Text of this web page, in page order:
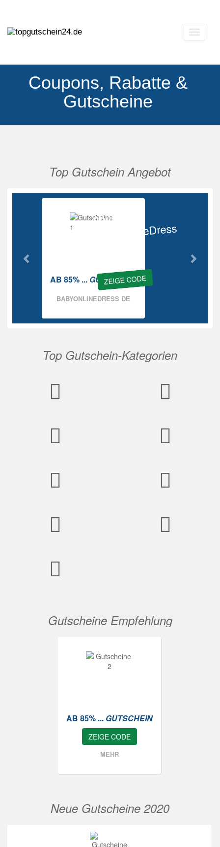
Coupons, Rabatte &
Gutscheine
Top Gutschein Angebot
Ab 85%
BabyOnlineDress
ZEIGE CODE
AB 85% ... GUTSCHEIN
BABYONLINEDRESS DE
Vorherige
Top Gutschein-Kategorien
Gutscheine Empfehlung
AB 85% ... GUTSCHEIN
ZEIGE CODE
MEHR
Neue Gutscheine 2020